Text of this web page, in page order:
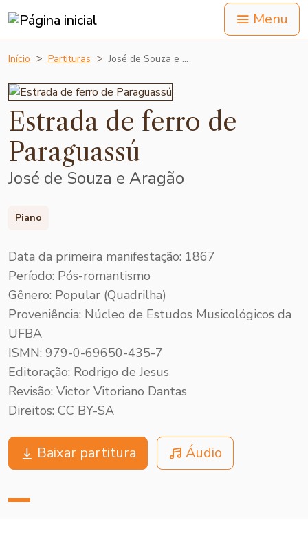
Menu
Início Partituras José de Souza e …
Estrada de ferro de
Paraguassú
José de Souza e Aragão
Piano
Data da primeira manifestação: 1867
Período: Pós-romantismo
Gênero: Popular (Quadrilha)
Proveniência: Núcleo de Estudos Musicológicos da
UFBA
ISMN: 979-0-69650-435-7
Editoração: Rodrigo de Jesus
Revisão: Victor Vitoriano Dantas
Direitos: CC BY-SA
Baixar partitura Áudio